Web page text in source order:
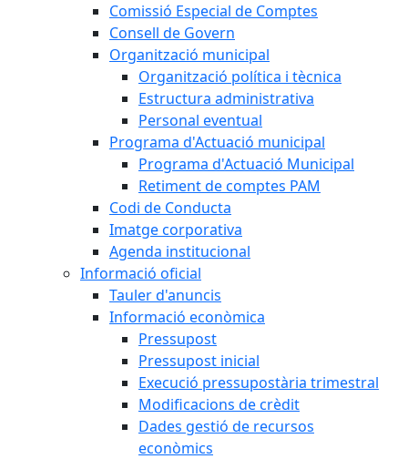
Comissió Especial de Comptes
Consell de Govern
Organització municipal
Organització política i tècnica
Estructura administrativa
Personal eventual
Programa d'Actuació municipal
Programa d'Actuació Municipal
Retiment de comptes PAM
Codi de Conducta
Imatge corporativa
Agenda institucional
Informació oficial
Tauler d'anuncis
Informació econòmica
Pressupost
Pressupost inicial
Execució pressupostària trimestral
Modificacions de crèdit
Dades gestió de recursos
econòmics